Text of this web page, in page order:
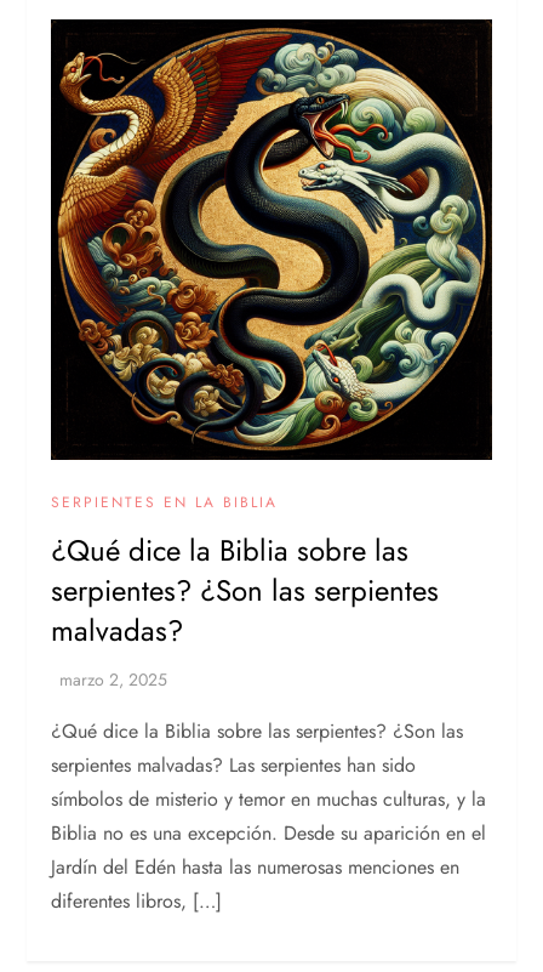
SERPIENTES EN LA BIBLIA
¿Qué dice la Biblia sobre las
serpientes? ¿Son las serpientes
malvadas?
¿Qué dice la Biblia sobre las serpientes? ¿Son las
serpientes malvadas? Las serpientes han sido
símbolos de misterio y temor en muchas culturas, y la
Biblia no es una excepción. Desde su aparición en el
Jardín del Edén hasta las numerosas menciones en
diferentes libros, […]